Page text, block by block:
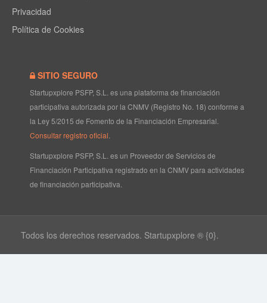
Privacidad
Política de Cookies
SITIO SEGURO
Startupxplore PSFP, S.L. es una plataforma de financiación
participativa autorizada por la CNMV (Registro No. 18) conforme a
la Ley 5/2015 de Fomento de la Financiación Empresarial.
Consultar registro oficial
Startupxplore PSFP, S.L. es un Proveedor de Servicios de
Financiación Participativa registrado en la CNMV para actividades
de financiación participativa.
Todos los derechos reservados. Startupxplore ® {0}.